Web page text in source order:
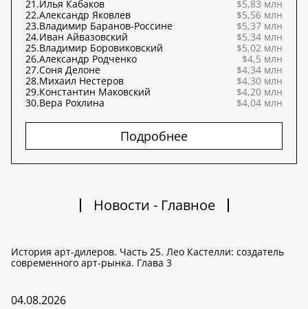
21.Илья Кабаков
$5,83 млн
22.Александр Яковлев
$5,56 млн
23.Владимир Баранов-Россине
$5,37 млн
24.Иван Айвазовский
$5,34 млн
25.Владимир Боровиковский
$5,02 млн
26.Александр Родченко
$4,5 млн
27.Соня Делоне
$4,34 млн
28.Михаил Нестеров
$4,30 млн
29.Константин Маковский
$4,20 млн
30.Вера Рохлина $4,04 млн
Подробнее
Новости - Главное
История арт-дилеров. Часть 25. Лео Кастелли: создатель
современного арт-рынка. Глава 3
04.08.2026